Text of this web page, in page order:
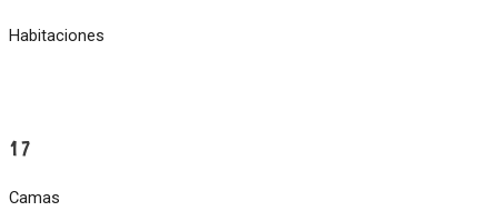
Habitaciones
17
Camas